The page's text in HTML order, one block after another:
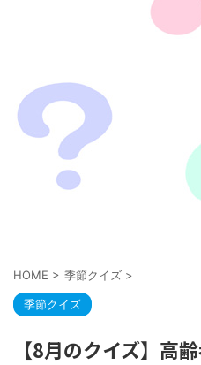
HOME > 季節クイズ >
季節クイズ
【8月のクイズ】高